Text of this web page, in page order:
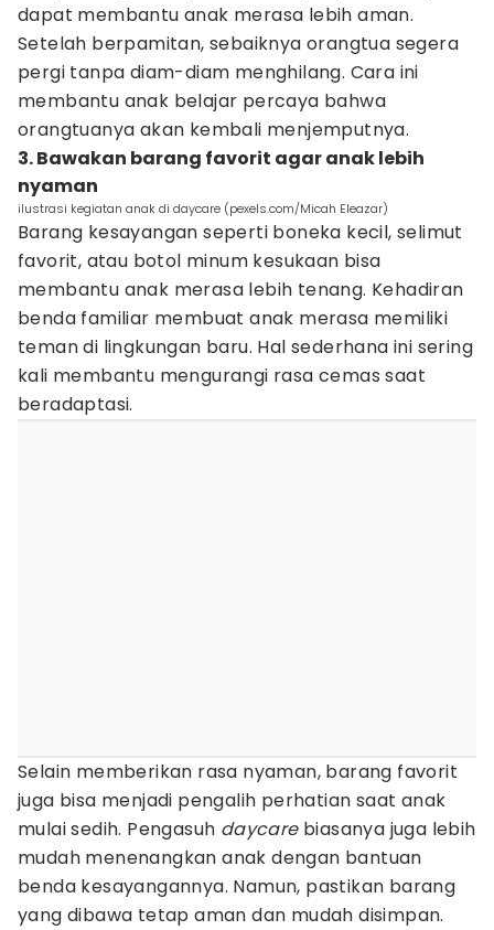
dapat membantu anak merasa lebih aman.
Setelah berpamitan, sebaiknya orangtua segera
pergi tanpa diam-diam menghilang. Cara ini
membantu anak belajar percaya bahwa
orangtuanya akan kembali menjemputnya.
3. Bawakan barang favorit agar anak lebih
nyaman
ilustrasi kegiatan anak di daycare (pexels.com/Micah Eleazar)
Barang kesayangan seperti boneka kecil, selimut
favorit, atau botol minum kesukaan bisa
membantu anak merasa lebih tenang. Kehadiran
benda familiar membuat anak merasa memiliki
teman di lingkungan baru. Hal sederhana ini sering
kali membantu mengurangi rasa cemas saat
beradaptasi.
Selain memberikan rasa nyaman, barang favorit
juga bisa menjadi pengalih perhatian saat anak
mulai sedih. Pengasuh daycarebiasanya juga lebih
mudah menenangkan anak dengan bantuan
benda kesayangannya. Namun, pastikan barang
yang dibawa tetap aman dan mudah disimpan.